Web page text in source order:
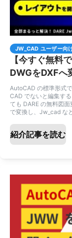
JW_CAD ユーザー向
【今すぐ無料
DWGをDXFへ
AutoCAD の標準形式
CAD でないと編集す
ても DARE の無料図
で変換し、Jw_cad な
紹介記事を読む